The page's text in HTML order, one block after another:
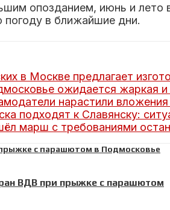
опозданием, июнь и лето
в ближайшие дни.
в Москве предлагает
ожидается жаркая и
нарастили
подходят к Славянску:
марш с требованиями
ВДВ при прыжке с парашютом